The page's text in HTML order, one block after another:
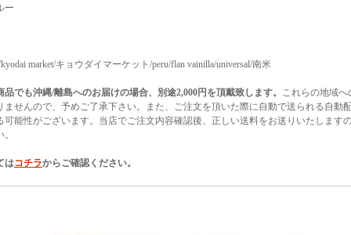
ー
kyodai market/キョウダイマーケット/peru/flan vainilla/universal/南米
品でも沖縄/離島へのお届けの場合、別途2,000円を頂戴致します。 これらの地域
ませんので、予めご了承下さい。また、ご注文を頂いた際に自動で送られる自動
可能性がございます。当店でご注文内容確認後、正しい送料をお送りいたします
はコチラからご確認ください。